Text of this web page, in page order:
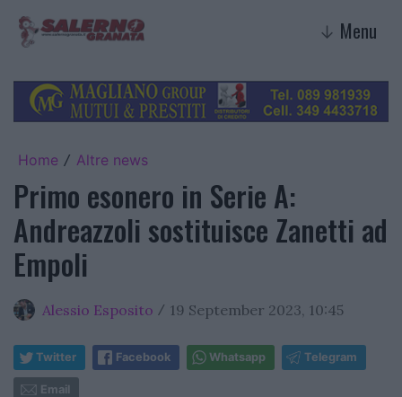
↓ Menu
Home / Altre news
Primo esonero in Serie A:
Andreazzoli sostituisce Zanetti ad
Empoli
Alessio Esposito / 19 September 2023, 10:45
Twitter Facebook Whatsapp Telegram
Email